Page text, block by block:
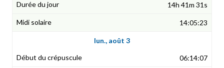
14h 41m 31s
14:05:23
lun., août 3
06:14:07